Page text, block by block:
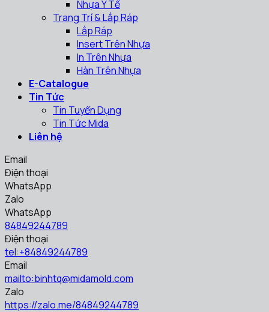
Nhựa Y Tế
Trang Trí & Lắp Ráp
Lắp Ráp
Insert Trên Nhựa
In Trên Nhựa
Hàn Trên Nhựa
E-Catalogue
Tin Tức
Tin Tuyển Dụng
Tin Tức Mida
Liên hệ
Email
Điện thoại
WhatsApp
Zalo
WhatsApp
84849244789
Điện thoại
tel:+84849244789
Email
mailto:binhtq@midamold.com
Zalo
https://zalo.me/84849244789